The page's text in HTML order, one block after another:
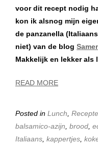
voor dit recept nodig
kon ik alsnog mijn
de panzanella
niet) van de blog
Makkelijk en lekker
READ MORE
Posted in Lunch
balsamico-azijn brood
Italiaans kappertjes